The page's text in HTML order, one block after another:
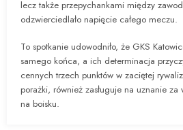
lecz także przepychankami między
odzwierciedlało napięcie całego meczu.
To spotkanie udowodniło, że GKS
samego końca, a ich determinacja
cennych trzech punktów w zaciętej
porażki, również zasługuje na uznanie za
na boisku.